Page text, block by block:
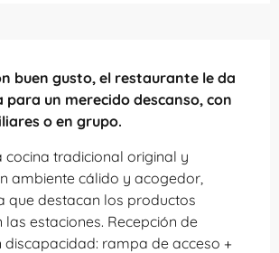
buen gusto, el restaurante le da
para un merecido descanso, con
o en grupo.
cocina tradicional original y
ambiente cálido y acogedor,
que destacan los productos
las estaciones. Recepción de
discapacidad: rampa de acceso +